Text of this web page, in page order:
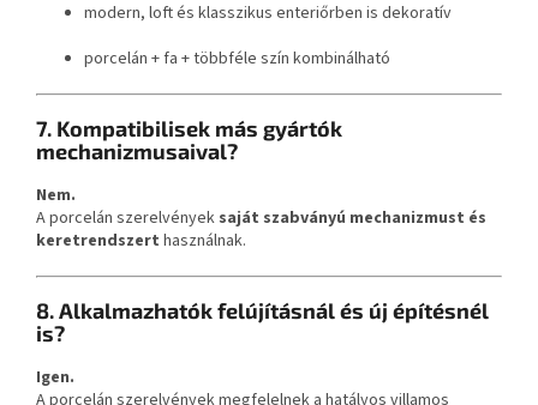
modern, loft és klasszikus enteriőrben is dekoratív
porcelán + fa + többféle szín kombinálható
7. Kompatibilisek más gyártók
mechanizmusaival?
Nem.
A porcelán szerelvények saját szabványú mechanizmust és
keretrendszert használnak.
8. Alkalmazhatók felújításnál és új építésnél
is?
Igen.